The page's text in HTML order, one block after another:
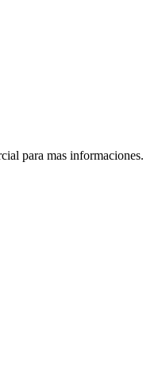
para mas informaciones.